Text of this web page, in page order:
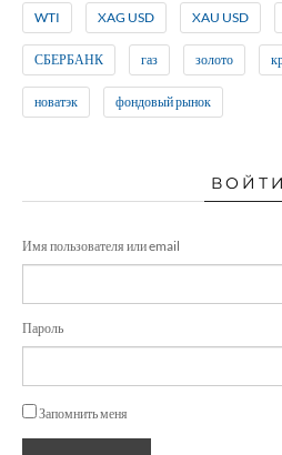
WTI XAG USD XAU USD
СБЕРБАНК газ золото
новатэк фондовый рынок
ВОЙТИ
Имя пользователя или email
Пароль
Запомнить меня